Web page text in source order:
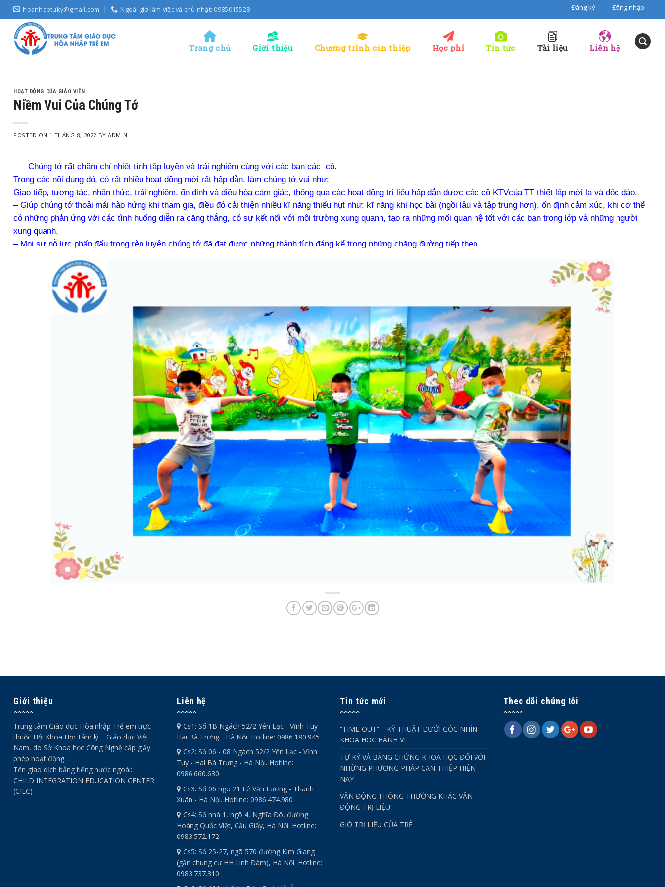
Skip
to
content
hoanhaptuky@gmail.com Ngoài giờ làm việc và chủ nhật: 0985015528 Đăng ký Đăng nhập
Trang chủ Giới thiệu Chương trình can thiệp Học phí Tin tức Tài liệu Liên hệ
HOẠT ĐỘNG CỦA GIÁO VIÊN
Niềm Vui Của Chúng Tớ
POSTED ON 1 THÁNG 8, 2022 BYADMIN
Chúng tớ rất chăm chỉ nhiệt tình tập luyện và trải nghiệm cùng với các bạn các cô.
Trong các nội dung đó, có rất nhiều hoạt động mới rất hấp dẫn, làm chúng tớ vui như:
Giao tiếp, tương tác, nhận thức, trải nghiệm, ổn định và điều hòa cảm giác, thông qua các hoạt động trị liệu hấp dẫn được các cô KTVcủa TT thiết lập mới lạ và độc đáo.
– Giúp chúng tớ thoải mái hào hứng khi tham gia, điều đó cải thiện nhiều kĩ năng thiếu hụt như: kĩ năng khi học bài (ngồi lâu và tập trung hơn), ổn định cảm xúc, khi cơ thể
có những phản ứng với các tình huống diễn ra căng thẳng, có sự kết nối với môi trường xung quanh, tạo ra những mối quan hệ tốt với các bạn trong lớp và những người
xung quanh.
– Mọi sự nỗ lực phấn đấu trong rèn luyện chúng tớ đã đạt được những thành tích đáng kể trong những chặng đường tiếp theo.
Giới thiệu
Trung tâm Giáo dục Hòa nhập Trẻ em trực
thuộc Hội Khoa Học tâm lý – Giáo dục Việt
Nam, do Sở Khoa học Công Nghệ cấp giấy
phép hoạt động.
Tên giao dịch bằng tiếng nước ngoài:
CHILD INTEGRATION EDUCATION CENTER
(CIEC)
Liên hệ
Cs1: Số 1B Ngách 52/2 Yên Lạc - Vĩnh Tuy -
Hai Bà Trưng - Hà Nội. Hotline: 0986.180.945
Cs2: Số 06 - 08 Ngách 52/2 Yên Lạc - Vĩnh
Tuy - Hai Bà Trưng - Hà Nội. Hotline:
0986.660.630
Cs3: Số 06 ngõ 21 Lê Văn Lương - Thanh
Xuân - Hà Nội. Hotline: 0986.474.980
Cs4: Số nhà 1, ngõ 4, Nghĩa Đô, đường
Hoàng Quốc Việt, Cầu Giấy, Hà Nội. Hotline:
0983.572.172
Cs5: Số 25-27, ngõ 570 đường Kim Giang
(gần chung cư HH Linh Đàm), Hà Nội. Hotline:
0983.737.310
Tin tức mới
“TIME-OUT” – KỸ THUẬT DƯỚI GÓC NHÌN
KHOA HỌC HÀNH VI
TỰ KỶ VÀ BẰNG CHỨNG KHOA HỌC ĐỐI VỚI
NHỮNG PHƯƠNG PHÁP CAN THIỆP HIỆN
NAY
VẬN ĐỘNG THÔNG THƯỜNG KHÁC VẬN
ĐỘNG TRỊ LIỆU
GIỜ TRỊ LIỆU CỦA TRẺ
Theo dõi chúng tôi